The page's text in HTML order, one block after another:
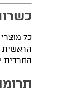
כל
הראשית
החרדית